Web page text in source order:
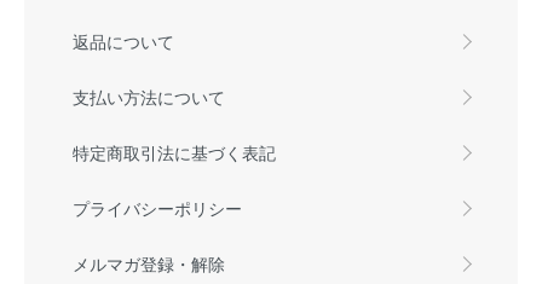
返品について
支払い方法について
特定商取引法に基づく表記
プライバシーポリシー
メルマガ登録・解除